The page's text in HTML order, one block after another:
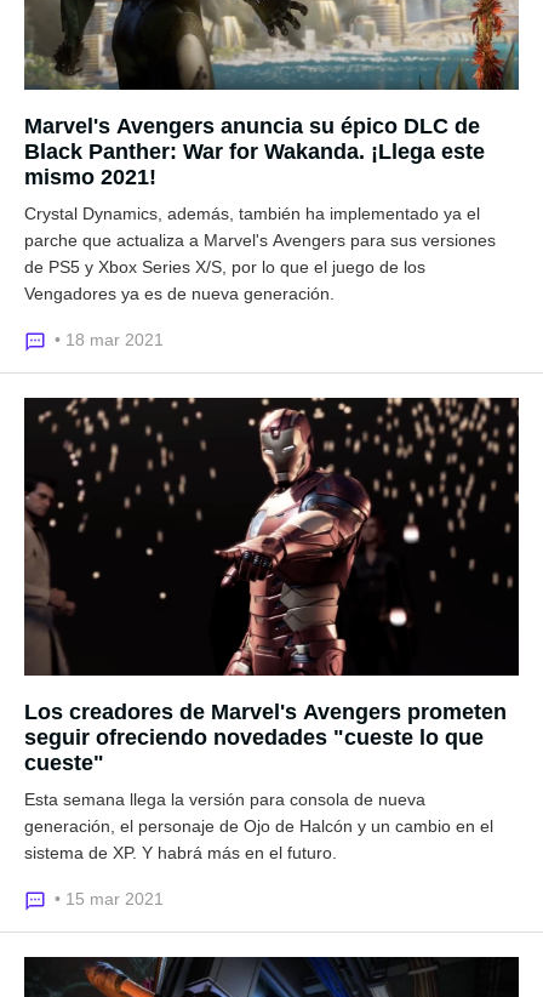
Marvel's Avengers anuncia su épico DLC de
Black Panther: War for Wakanda. ¡Llega este
mismo 2021!
Crystal Dynamics, además, también ha implementado ya el
parche que actualiza a Marvel's Avengers para sus versiones
de PS5 y Xbox Series X/S, por lo que el juego de los
Vengadores ya es de nueva generación.
• 18 mar 2021
Los creadores de Marvel's Avengers prometen
seguir ofreciendo novedades "cueste lo que
cueste"
Esta semana llega la versión para consola de nueva
generación, el personaje de Ojo de Halcón y un cambio en el
sistema de XP. Y habrá más en el futuro.
• 15 mar 2021